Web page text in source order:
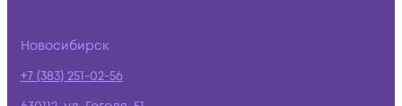
Новосибирск
+7 (383) 251-02-56